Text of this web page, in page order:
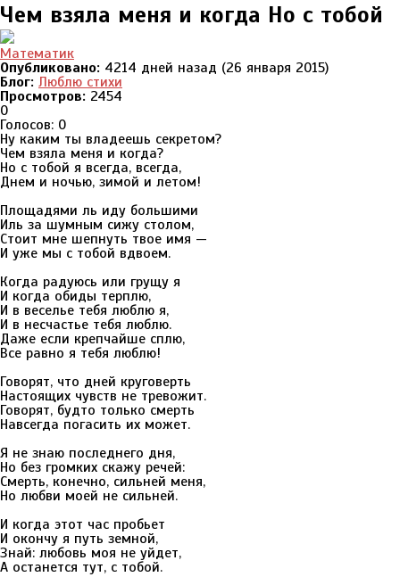
Чем взяла меня и когда Но с тобой
Математик
Опубликовано: 4214 дней назад (26 января 2015)
Блог: Люблю стихи
Просмотров: 2454
0
Голосов: 0
Ну каким ты владеешь секретом?
Чем взяла меня и когда?
Но с тобой я всегда, всегда,
Днем и ночью, зимой и летом!
Площадями ль иду большими
Иль за шумным сижу столом,
Стоит мне шепнуть твое имя —
И уже мы с тобой вдвоем.
Когда радуюсь или грущу я
И когда обиды терплю,
И в веселье тебя люблю я,
И в несчастье тебя люблю.
Даже если крепчайше сплю,
Все равно я тебя люблю!
Говорят, что дней круговерть
Настоящих чувств не тревожит.
Говорят, будто только смерть
Навсегда погасить их может.
Я не знаю последнего дня,
Но без громких скажу речей:
Смерть, конечно, сильней меня,
Но любви моей не сильней.
И когда этот час пробьет
И окончу я путь земной,
Знай: любовь моя не уйдет,
А останется тут, с тобой.